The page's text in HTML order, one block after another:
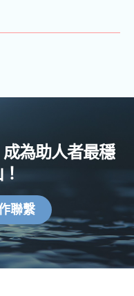
為助人者最穩
聯繫